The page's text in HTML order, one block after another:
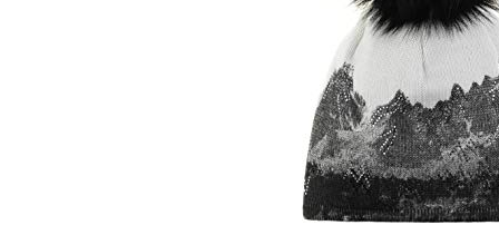
this
module
Demo Website!